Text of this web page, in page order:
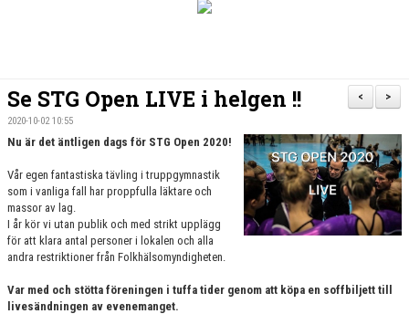
OM FÖRENINGEN
VÄRDEGRUND
FÖRENINGSPRODUKTER
>
<
Se STG Open LIVE i helgen !!
2020-10-02 10:55
Nu är det äntligen dags för STG Open 2020!
Vår egen fantastiska tävling i truppgymnastik
som i vanliga fall har proppfulla läktare och
massor av lag.
I år kör vi utan publik och med strikt upplägg
för att klara antal personer i lokalen och alla
andra restriktioner från Folkhälsomyndigheten.
Var med och stötta föreningen i tuffa tider genom att köpa en soffbiljett till
livesändningen av evenemanget.